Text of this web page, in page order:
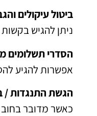
ביטול עיקולים
ניתן להגיש
הסדרי תשלומים
אפשרות להגיע
הגשת התנגדות /
כאשר מדובר בחוב